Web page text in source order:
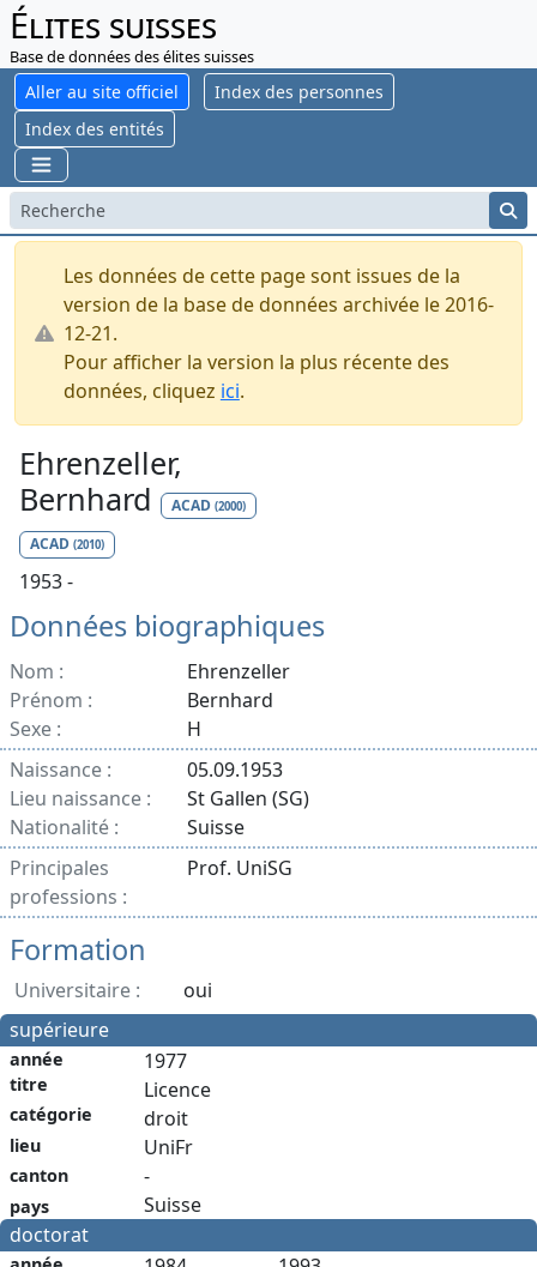
Élites suisses
Base de données des élites suisses
Aller au site officiel
Index des personnes
Index des entités
Les données de cette page sont issues de la
version de la base de données archivée le 2016-
12-21.
Pour afficher la version la plus récente des
données, cliquez ici.
Ehrenzeller,
Bernhard
ACAD (2000)
ACAD (2010)
1953 -
Données biographiques
Nom :
Ehrenzeller
Prénom :
Bernhard
Sexe :
H
Naissance :
05.09.1953
Lieu naissance :
St Gallen (SG)
Nationalité :
Suisse
Principales
professions :
Prof. UniSG
Formation
Universitaire :
oui
supérieure
année
titre
catégorie
lieu
canton
pays
1977
Licence
droit
UniFr
-
Suisse
doctorat